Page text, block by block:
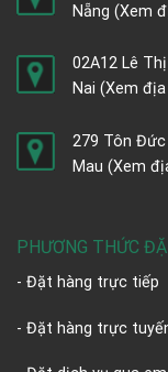
Nẵng (Xem
02A12 Lê
Nai (Xem
279 Tôn Đức
Mau (Xem
PHƯƠNG THỨC
- Đặt hàng trực tiếp
- Đặt hàng trực